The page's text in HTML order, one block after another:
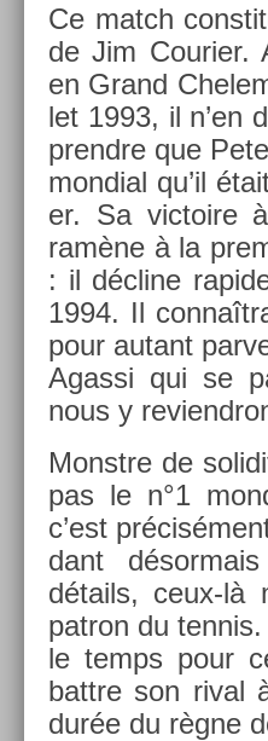
Ce match
de Jim Co­uri­er.
en Grand
let 1993, il n’en
prendre que
mon­di­al qu’il
er. Sa vic­toire
ramène à la
: il décline
1994. Il
pour autant
Agas­si qui se
nous y
Monstre de
pas le n°1
c’est
dant
détails, ceux-là
pat­ron du
le temps pour
battre son rival
durée du règne